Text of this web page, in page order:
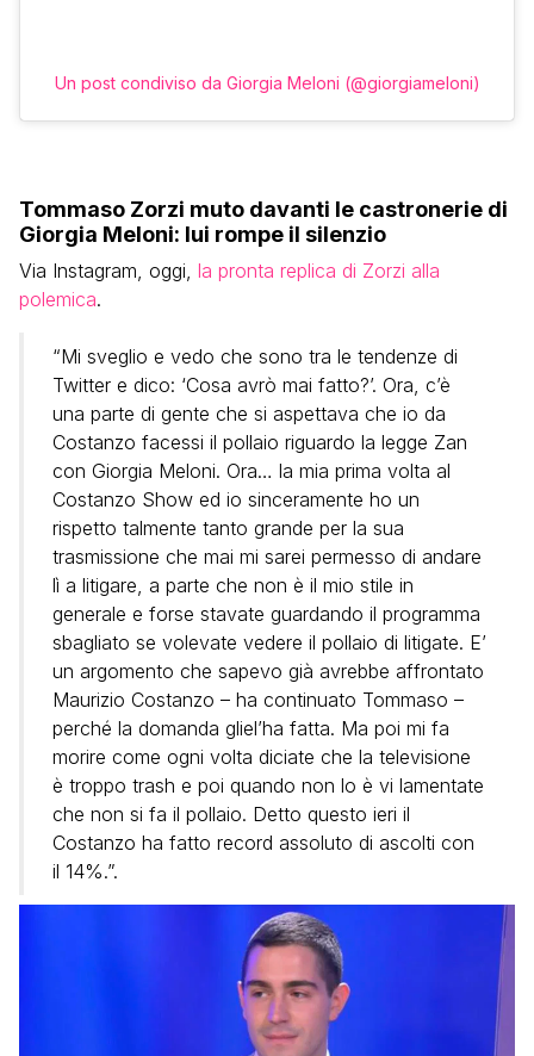
Un post condiviso da Giorgia Meloni (@giorgiameloni)
Tommaso Zorzi muto davanti le castronerie di
Giorgia Meloni: lui rompe il silenzio
Via Instagram, oggi, la pronta replica di Zorzi alla
polemica.
“Mi sveglio e vedo che sono tra le tendenze di
Twitter e dico: ‘Cosa avrò mai fatto?’. Ora, c’è
una parte di gente che si aspettava che io da
Costanzo facessi il pollaio riguardo la legge Zan
con Giorgia Meloni. Ora… la mia prima volta al
Costanzo Show ed io sinceramente ho un
rispetto talmente tanto grande per la sua
trasmissione che mai mi sarei permesso di andare
lì a litigare, a parte che non è il mio stile in
generale e forse stavate guardando il programma
sbagliato se volevate vedere il pollaio di litigate. E’
un argomento che sapevo già avrebbe affrontato
Maurizio Costanzo – ha continuato Tommaso –
perché la domanda gliel’ha fatta. Ma poi mi fa
morire come ogni volta diciate che la televisione
è troppo trash e poi quando non lo è vi lamentate
che non si fa il pollaio. Detto questo ieri il
Costanzo ha fatto record assoluto di ascolti con
il 14%.”.